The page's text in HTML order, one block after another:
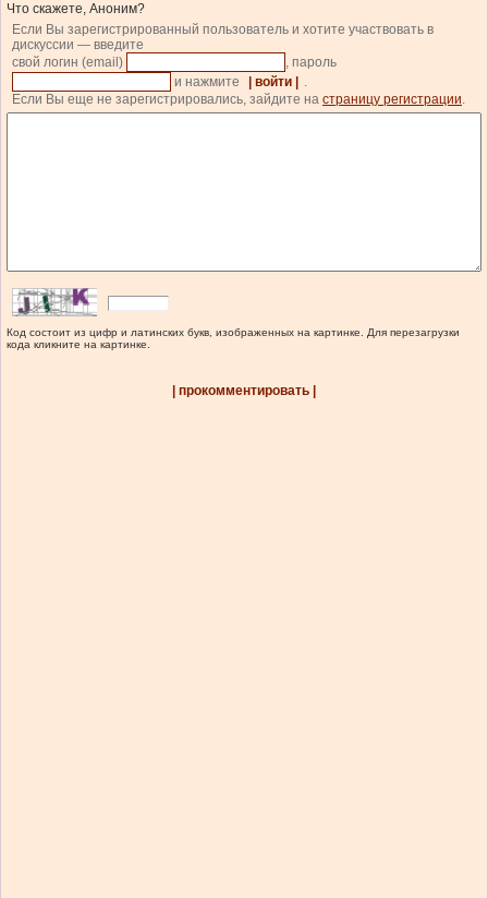
Что скажете, Аноним?
Если Вы зарегистрированный пользователь и хотите участвовать в
дискуссии — введите
свой логин (email)
, пароль
и нажмите
| войти |
.
Если Вы еще не зарегистрировались, зайдите на страницу регистрации.
Код состоит из цифр и латинских букв, изображенных на картинке. Для перезагрузки
кода кликните на картинке.
| прокомментировать |